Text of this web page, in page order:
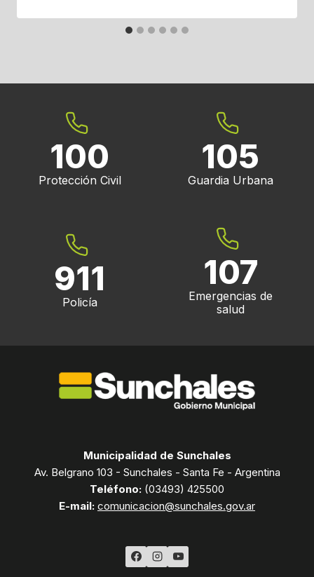
100
Protección Civil
105
Guardia Urbana
911
Policía
107
Emergencias de
salud
Municipalidad de Sunchales
Av. Belgrano 103 - Sunchales - Santa Fe - Argentina
Teléfono: (03493) 425500
E-mail: comunicacion@sunchales.gov.ar